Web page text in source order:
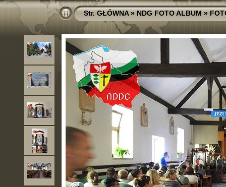
Str. GŁÓWNA»NDG FOTO ALBUM»